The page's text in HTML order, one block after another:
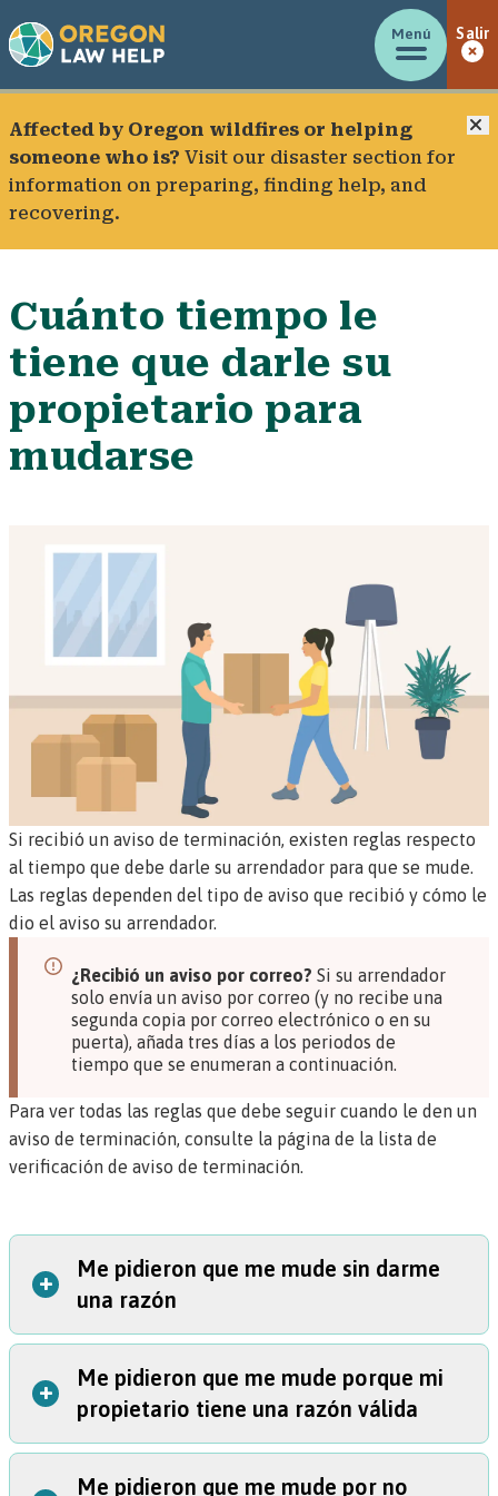
Menú Salir
Affected by Oregon wildfires or helping
someone who is? Visit our disaster section for
information on preparing, finding help, and
recovering.
Cuánto tiempo le
tiene que darle su
propietario para
mudarse
Si recibió un aviso de terminación, existen reglas respecto
al tiempo que debe darle su arrendador para que se mude.
Las reglas dependen del tipo de aviso que recibió y cómo le
dio el aviso su arrendador.
¿Recibió un aviso por correo? Si su arrendador
solo envía un aviso por correo (y no recibe una
segunda copia por correo electrónico o en su
puerta), añada tres días a los periodos de
tiempo que se enumeran a continuación.
Para ver todas las reglas que debe seguir cuando le den un
aviso de terminación, consulte la página de la lista de
verificación de aviso de terminación.
Me pidieron que me mude sin darme
una razón
+
Si ha estado rentando durante menos de un año, su
propietario debe darle30 díassi le piden que se mude
sin motivo (este tipo de aviso se llamaaviso sin causa).
Me pidieron que me mude porque mi
propietario tiene una razón válida
+
Me pidieron que me mude por no